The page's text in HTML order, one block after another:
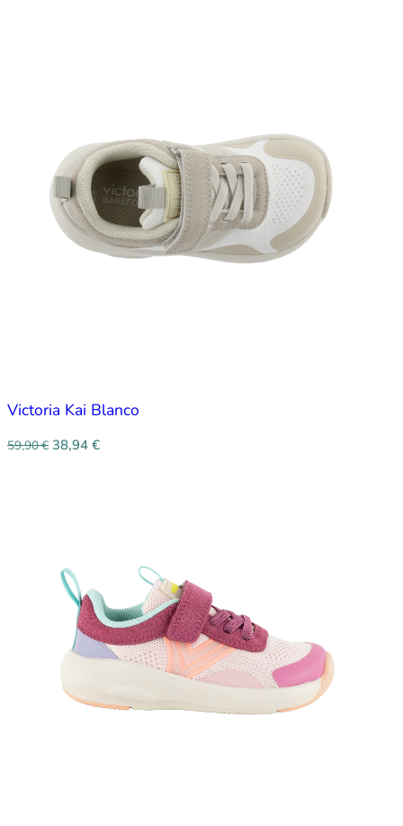
Victoria Kai Blanco
59,90€ 38,94 €